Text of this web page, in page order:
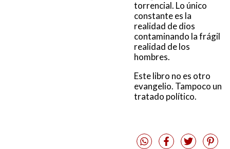
torrencial. Lo único
constante es la
realidad de dios
contaminando la frágil
realidad de los
hombres.
Este libro no es otro
evangelio. Tampoco un
tratado político.